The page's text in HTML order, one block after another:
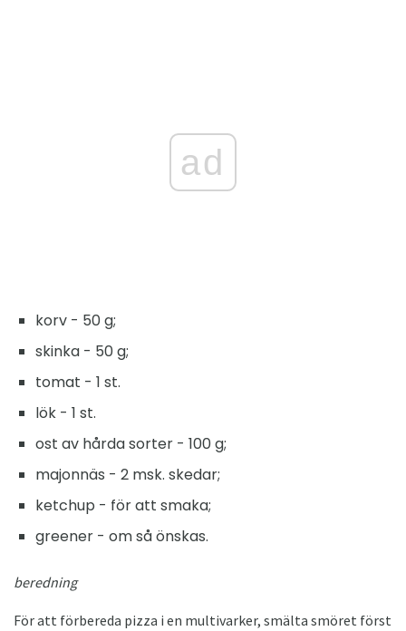
ad
korv - 50 g;
skinka - 50 g;
tomat - 1 st.
lök - 1 st.
ost av hårda sorter - 100 g;
majonnäs - 2 msk. skedar;
ketchup - för att smaka;
greener - om så önskas.
beredning
För att förbereda pizza i en multivarker, smälta smöret först